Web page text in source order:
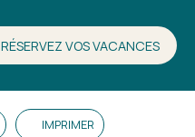
RÉSERVEZ VOS VACANCES
IMPRIMER